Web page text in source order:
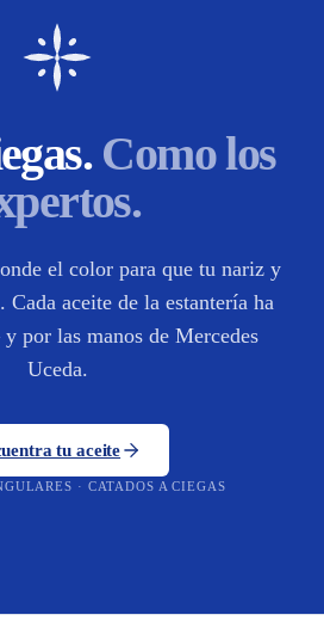
Como los
el color para que tu nariz y
Cada aceite de la estantería ha
por las manos de Mercedes
Uceda.
tu aceite
· CATADOS A CIEGAS